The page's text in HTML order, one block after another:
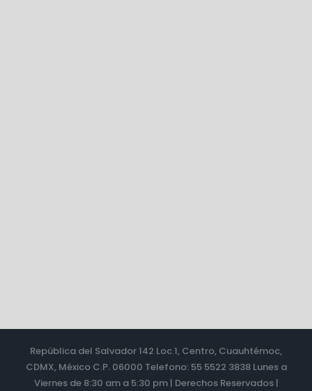
República del Salvador 142 Loc.1, Centro, Cuauhtémoc,
CDMX, México C.P. 06000 Telefono: 55 5522 3838 Lunes a
Viernes de 8:30 am a 5:30 pm | Derechos Reservados |